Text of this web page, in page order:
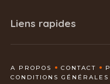
Liens rapides
A PROPOS CONTACT
CONDITIONS